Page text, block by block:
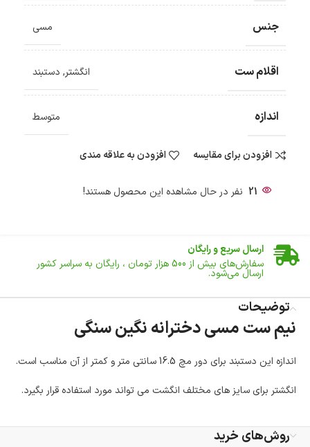
جنس مسی
اقلام ست انگشتر, دستبند
اندازه متوسط
افزودن برای مقایسه افزودن به علاقه مندی
21 نفر در حال مشاهده این محصول هستند!
ارسال سریع و رایگان
سفارش‌های بیش از 500 هزار تومان ، رایگان به سراسر کشور
ارسال می‌شود.
تا 14 روز پس از تحویل کالا می‌توانید آن را برگشت دهید.
امکان پرداخت در محل
وجود دارد.
خرید اقساطی با شرایط آسان و بدون ضامن امکان‌پذیر
است.
گارانتی معتبر برای تمامی محصولات ارائه می‌شود.
توضیحات
نیم ست مسی دخترانه نگین سنگی
اندازه این دستبند برای دور مچ 16.5 سانتی متر و کمتر از آن مناسب است.
انگشتر برای سایز های مختلف انگشت می تواند مورد استفاده قرار بگیرد.
روش‌های خرید